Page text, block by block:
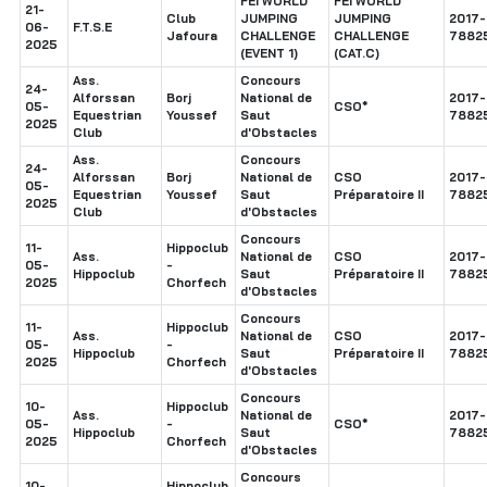
21-
06-
2025
F.T.S.E
Club
Jafoura
JUMPING
CHALLENGE
(EVENT 1)
JUMPING
CHALLENGE
(CAT.C)
2017-
24-
05-
2025
Ass.
Alforssan
Equestrian
Club
Borj
Youssef
Concours
National de
Saut
d'Obstacles
CSO*
2017-
24-
05-
2025
Ass.
Alforssan
Equestrian
Club
Borj
Youssef
Concours
National de
Saut
d'Obstacles
CSO
Préparatoire II
2017-
11-
05-
2025
Ass.
Hippoclub
Hippoclub
-
Chorfech
Concours
National de
Saut
d'Obstacles
CSO
Préparatoire II
2017-
11-
05-
2025
Ass.
Hippoclub
Hippoclub
-
Chorfech
Concours
National de
Saut
d'Obstacles
CSO
Préparatoire II
2017-
10-
05-
2025
Ass.
Hippoclub
Hippoclub
-
Chorfech
Concours
National de
Saut
d'Obstacles
CSO*
2017-
Concours